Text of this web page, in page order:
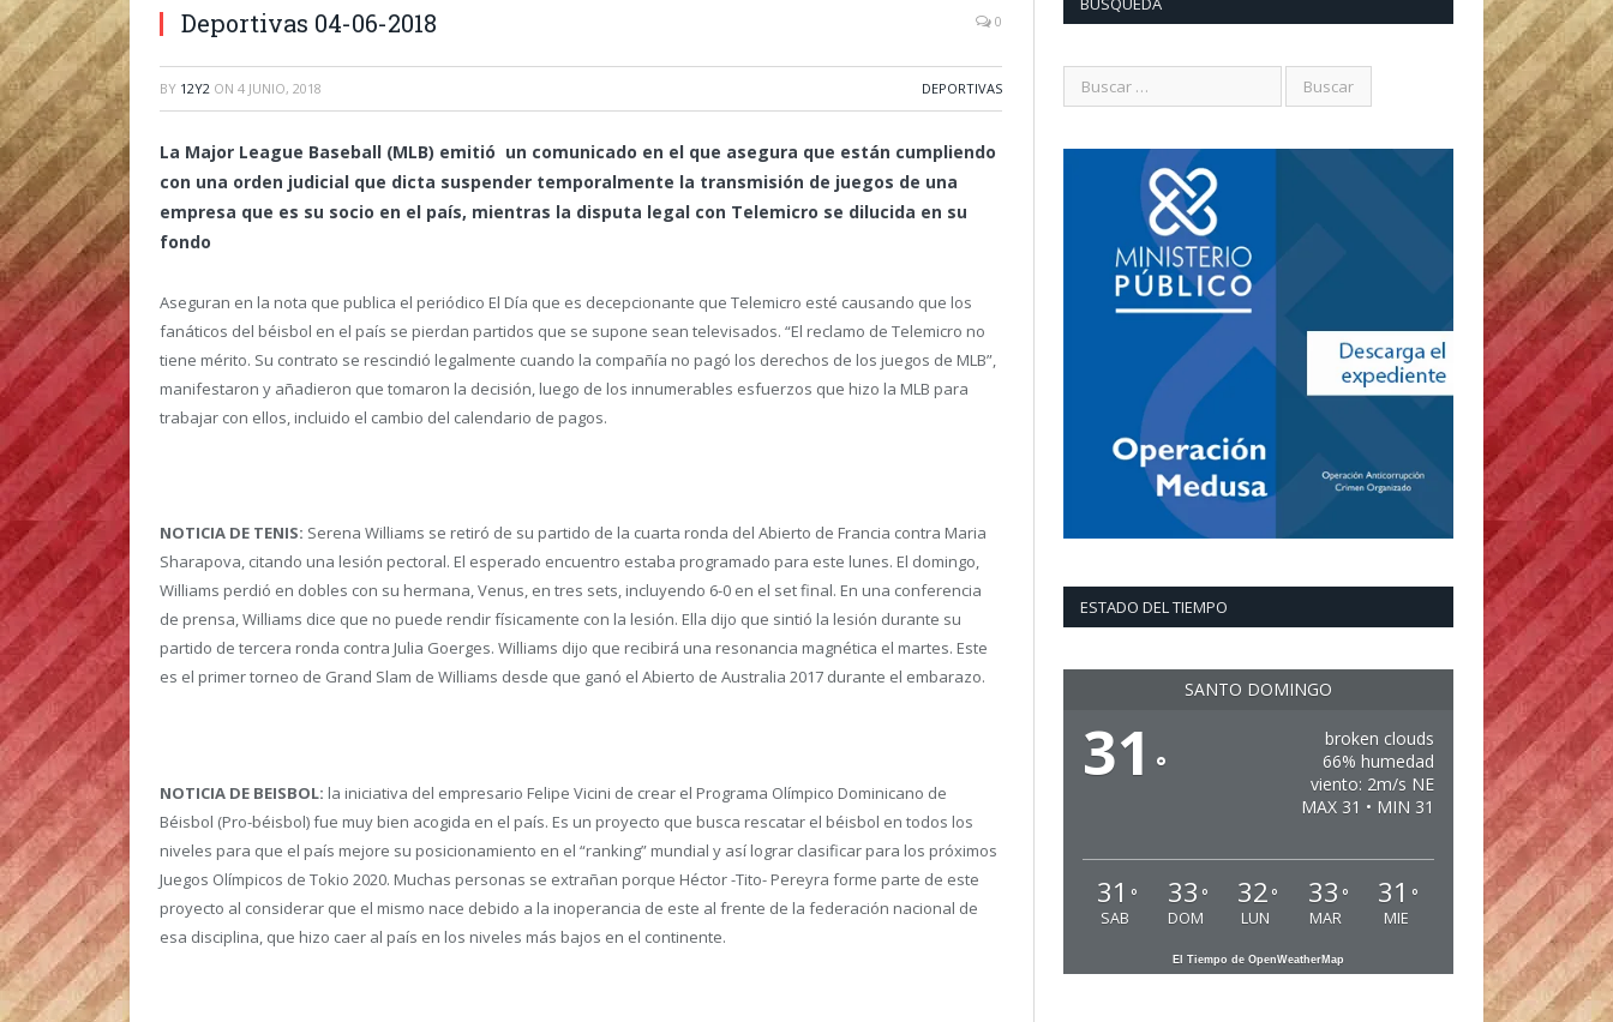
Deportivas 04-06-2018 0
BY 12Y2 ON 4 JUNIO, 2018 DEPORTIVAS
La Major League Baseball (MLB) emitió un comunicado en el que asegura que están cumpliendo
con una orden judicial que dicta suspender temporalmente la transmisión de juegos de una
empresa que es su socio en el país, mientras la disputa legal con Telemicro se dilucida en su
fondo
Aseguran en la nota que publica el periódico El Día que es decepcionante que Telemicro esté causando que los
fanáticos del béisbol en el país se pierdan partidos que se supone sean televisados. “El reclamo de Telemicro no
tiene mérito. Su contrato se rescindió legalmente cuando la compañía no pagó los derechos de los juegos de MLB”,
manifestaron y añadieron que tomaron la decisión, luego de los innumerables esfuerzos que hizo la MLB para
trabajar con ellos, incluido el cambio del calendario de pagos.
NOTICIA DE TENIS: Serena Williams se retiró de su partido de la cuarta ronda del Abierto de Francia contra Maria
Sharapova, citando una lesión pectoral. El esperado encuentro estaba programado para este lunes. El domingo,
Williams perdió en dobles con su hermana, Venus, en tres sets, incluyendo 6-0 en el set final. En una conferencia
de prensa, Williams dice que no puede rendir físicamente con la lesión. Ella dijo que sintió la lesión durante su
partido de tercera ronda contra Julia Goerges. Williams dijo que recibirá una resonancia magnética el martes. Este
es el primer torneo de Grand Slam de Williams desde que ganó el Abierto de Australia 2017 durante el embarazo.
NOTICIA DE BEISBOL: la iniciativa del empresario Felipe Vicini de crear el Programa Olímpico Dominicano de
Béisbol (Pro-béisbol) fue muy bien acogida en el país. Es un proyecto que busca rescatar el béisbol en todos los
niveles para que el país mejore su posicionamiento en el “ranking” mundial y así lograr clasificar para los próximos
Juegos Olímpicos de Tokio 2020. Muchas personas se extrañan porque Héctor -Tito- Pereyra forme parte de este
proyecto al considerar que el mismo nace debido a la inoperancia de este al frente de la federación nacional de
esa disciplina, que hizo caer al país en los niveles más bajos en el continente.
ESTADO DEL TIEMPO
SANTO DOMINGO
31 °
broken clouds
66% humedad
viento: 2m/s NE
MAX 31 • MIN 31
31 °
SAB
33 °
DOM
32 °
LUN
33 °
MAR
31 °
MIE
El Tiempo de OpenWeatherMap